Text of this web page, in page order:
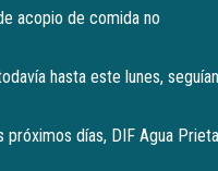
acopio de comida no
hasta este lunes, seguían
próximos días, DIF Agua Prieta